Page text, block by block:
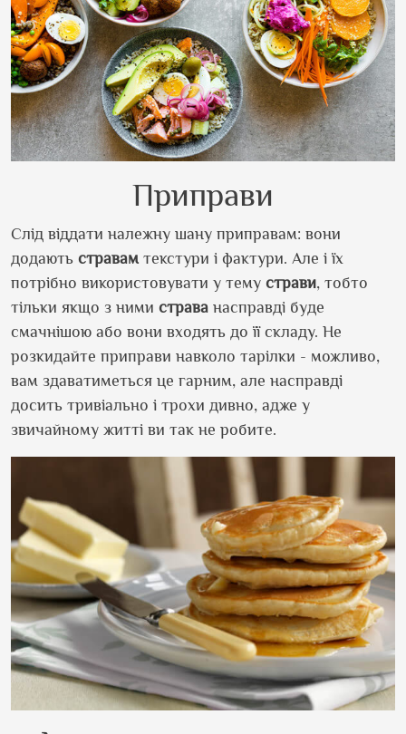
Приправи
Слід віддати належну шану приправам: вони
додають стравам текстури і фактури. Але і їх
потрібно використовувати у тему страви, тобто
тільки якщо з ними страва насправді буде
смачнішою або вони входять до її складу. Не
розкидайте приправи навколо тарілки - можливо,
вам здаватиметься це гарним, але насправді
досить тривіально і трохи дивно, адже у
звичайному житті ви так не робите.